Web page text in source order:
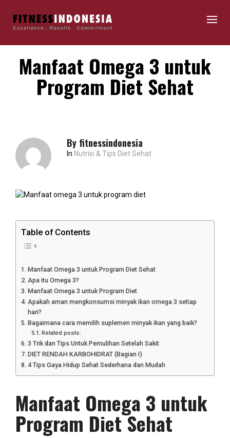
Manfaat Omega 3 untuk
Program Diet Sehat
By fitnessindonesia
In Nutrisi & Tips Diet Sehat
Table of Contents
Manfaat Omega 3 untuk Program Diet Sehat
Apa itu Omega 3?
Manfaat Omega 3 untuk Program Diet
Apakah aman mengkonsumsi minyak ikan omega 3 setiap
hari?
Bagaimana cara memilih suplemen minyak ikan yang baik?
Related posts:
3 Trik dan Tips Untuk Pemulihan Setelah Sakit
DIET RENDAH KARBOHIDRAT (Bagian I)
4 Tips Gaya Hidup Sehat Sederhana dan Mudah
Manfaat Omega 3 untuk
Program Diet Sehat